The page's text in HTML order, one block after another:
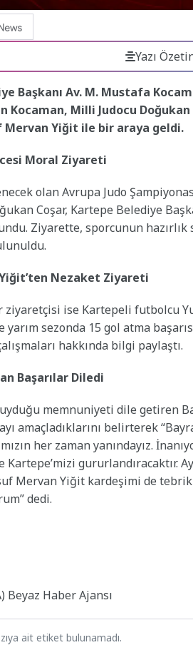
Yazı
Başkanı Av. M. Mustafa
Kocaman, Milli Judocu
Yiğit ile bir araya geldi.
Moral Ziyareti
olan Avrupa Judo
Coşar, Kartepe Belediye
Ziyarette, sporcunun
Nezaket Ziyareti
ise Kartepeli futbolcu
yarım sezonda 15 gol atma
hakkında bilgi paylaştı.
Başarılar Diledi
memnuniyeti dile getiren
amaçladıklarını belirterek
her zaman yanındayız.
Kartepe’mizi gururlandıracaktır.
Mervan Yiğit kardeşimi de
dedi.
Beyaz Haber Ajansı
ait etiket bulunamadı.